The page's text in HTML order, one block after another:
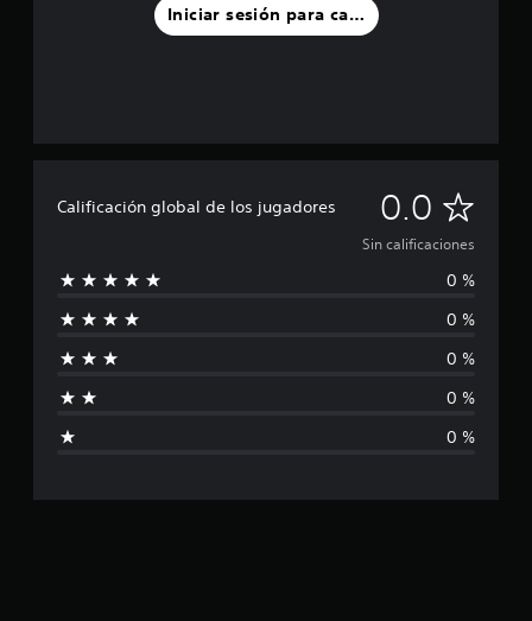
Iniciar sesión para calificar
Calificación global de los jugadores 0.0 S
i
n
c
f
Sin calificaciones
0 %
0 %
0 %
0 %
0 %